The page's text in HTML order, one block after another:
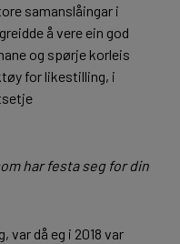
samanslåingar i
å vere ein god
og spørje korleis
for likestilling, i
har festa seg for din
var då eg i 2018 var